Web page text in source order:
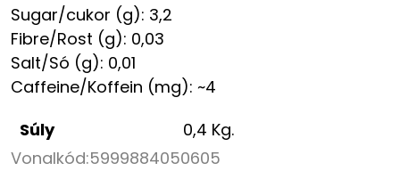
Sugar/cukor (g): 3,2
Fibre/Rost (g): 0,03
Salt/Só (g): 0,01
Caffeine/Koffein (mg): ~4
Súly
0,4 Kg.
Vonalkód:5999884050605